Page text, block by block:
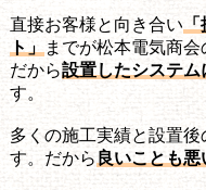
直接お客様と向き合い
ト」
までが松本電気商会
だから設置したシステ
す。
多くの施工実績と設置
す。だから 良いことも悪